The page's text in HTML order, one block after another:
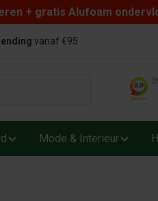
+ gratis Alufoam
vanaf €95
Mode & Interieur